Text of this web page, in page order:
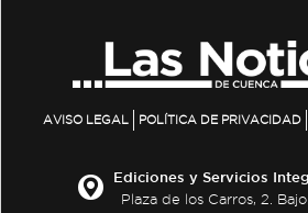
AVISO LEGAL POLÍTICA DE PRIVACIDAD
Ediciones y Servicios
Plaza de los Carros, 2.